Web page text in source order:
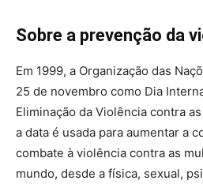
Sobre a prevenção da
Em 1999, a Organização das
25 de novembro como Dia
Eliminação da Violência contra
a data é usada para aumentar a
combate à violência contra as
mundo, desde a física, sexual,